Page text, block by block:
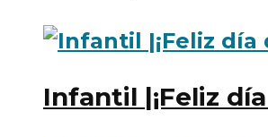
Infantil |¡Feliz